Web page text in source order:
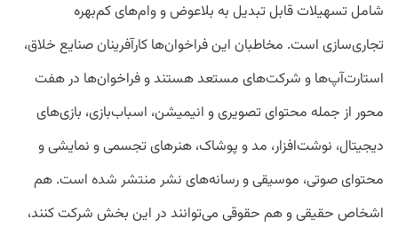
شامل تسهیلات قابل تبدیل به بلاعوض و وام‌های کم‌بهره
تجاری‌سازی است. مخاطبان این فراخوان‌ها کارآفرینان صنایع خلاق،
استارت‌آپ‌ها و شرکت‌های مستعد هستند و فراخوان‌ها در هفت
محور از جمله محتوای تصویری و انیمیشن، اسباب‌بازی، بازی‌های
دیجیتال، نوشت‌افزار، مد و پوشاک، هنرهای تجسمی و نمایشی و
محتوای صوتی، موسیقی و رسانه‌های نشر منتشر شده است. هم
اشخاص حقیقی و هم حقوقی می‌توانند در این بخش شرکت کنند،